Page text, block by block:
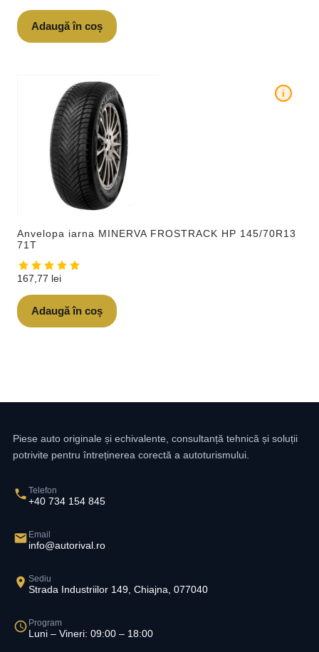
Adaugă în coș
Anvelopa iarna MINERVA FROSTRACK HP 145/70R13
71T
i
167,77 lei
Adaugă în coș
Piese auto originale și echivalente, consultanță tehnică și soluții
potrivite pentru întreținerea corectă a autoturismului.
Telefon
+40 734 154 845
Email
info@autorival.ro
Sediu
Strada Industriilor 149, Chiajna, 077040
Program
Luni – Vineri: 09:00 – 18:00